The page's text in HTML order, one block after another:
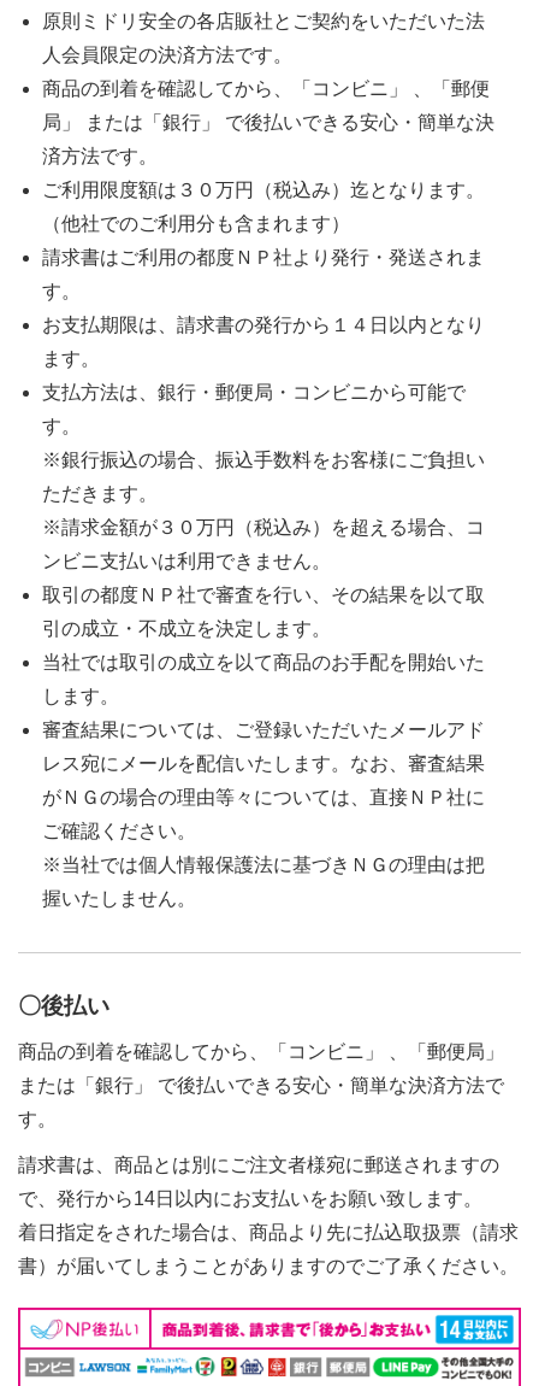
原則ミドリ安全の各店販社とご契約をいただいた法
人会員限定の決済方法です。
商品の到着を確認してから、「コンビニ」 、「郵便
局」 または「銀行」 で後払いできる安心・簡単な決
済方法です。
ご利用限度額は３０万円（税込み）迄となります。
（他社でのご利用分も含まれます）
請求書はご利用の都度ＮＰ社より発行・発送されま
す。
お支払期限は、請求書の発行から１４日以内となり
ます。
支払方法は、銀行・郵便局・コンビニから可能で
す。
※銀行振込の場合、振込手数料をお客様にご負担い
ただきます。
※請求金額が３０万円（税込み）を超える場合、コ
ンビニ支払いは利用できません。
取引の都度ＮＰ社で審査を行い、その結果を以て取
引の成立・不成立を決定します。
当社では取引の成立を以て商品のお手配を開始いた
します。
審査結果については、ご登録いただいたメールアド
レス宛にメールを配信いたします。なお、審査結果
がＮＧの場合の理由等々については、直接ＮＰ社に
ご確認ください。
※当社では個人情報保護法に基づきＮＧの理由は把
握いたしません。
〇後払い
商品の到着を確認してから、「コンビニ」 、「郵便局」
または「銀行」 で後払いできる安心・簡単な決済方法で
す。
請求書は、商品とは別にご注文者様宛に郵送されますの
で、発行から14日以内にお支払いをお願い致します。
着日指定をされた場合は、商品より先に払込取扱票（請求
書）が届いてしまうことがありますのでご了承ください。